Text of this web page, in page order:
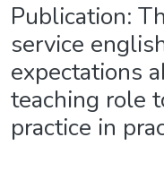
Publication:
service
expectations
teaching role
practice in